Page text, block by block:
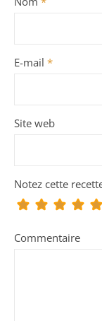
E-mail *
Site web
Notez cette
Commentaire